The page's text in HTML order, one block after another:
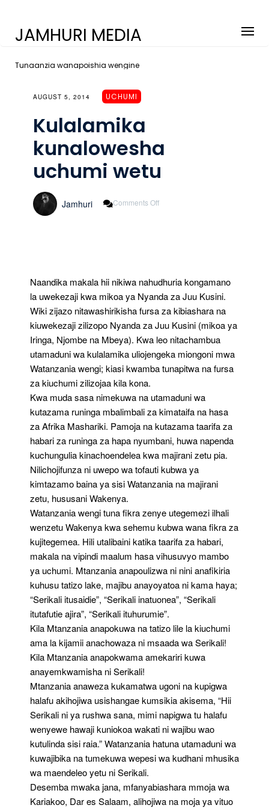
JAMHURI MEDIA
Tunaanzia wanapoishia wengine
AUGUST 5, 2014 UCHUMI
Kulalamika
kunalowesha
uchumi wetu
Jamhuri Comments Off
Naandika makala hii nikiwa nahudhuria kongamano
la uwekezaji kwa mikoa ya Nyanda za Juu Kusini.
Wiki zijazo nitawashirikisha fursa za kibiashara na
kiuwekezaji zilizopo Nyanda za Juu Kusini (mikoa ya
Iringa, Njombe na Mbeya). Kwa leo nitachambua
utamaduni wa kulalamika uliojengeka miongoni mwa
Watanzania wengi; kiasi kwamba tunapitwa na fursa
za kiuchumi zilizojaa kila kona.
Kwa muda sasa nimekuwa na utamaduni wa
kutazama runinga mbalimbali za kimataifa na hasa
za Afrika Mashariki. Pamoja na kutazama taarifa za
habari za runinga za hapa nyumbani, huwa napenda
kuchungulia kinachoendelea kwa majirani zetu pia.
Nilichojifunza ni uwepo wa tofauti kubwa ya
kimtazamo baina ya sisi Watanzania na majirani
zetu, hususani Wakenya.
Watanzania wengi tuna fikra zenye utegemezi ilhali
wenzetu Wakenya kwa sehemu kubwa wana fikra za
kujitegemea. Hili utalibaini katika taarifa za habari,
makala na vipindi maalum hasa vihusuvyo mambo
ya uchumi. Mtanzania anapoulizwa ni nini anafikiria
kuhusu tatizo lake, majibu anayoyatoa ni kama haya;
“Serikali itusaidie”, “Serikali inatuonea”, “Serikali
itutafutie ajira”, “Serikali ituhurumie”.
Kila Mtanzania anapokuwa na tatizo lile la kiuchumi
ama la kijamii anachowaza ni msaada wa Serikali!
Kila Mtanzania anapokwama amekariri kuwa
anayemkwamisha ni Serikali!
Mtanzania anaweza kukamatwa ugoni na kupigwa
halafu akihojiwa usishangae kumsikia akisema, “Hii
Serikali ni ya rushwa sana, mimi napigwa tu halafu
wenyewe hawaji kuniokoa wakati ni wajibu wao
kutulinda sisi raia.” Watanzania hatuna utamaduni wa
kuwajibika na tumekuwa wepesi wa kudhani mhusika
wa maendeleo yetu ni Serikali.
Desemba mwaka jana, mfanyabiashara mmoja wa
Kariakoo, Dar es Salaam, alihojiwa na moja ya vituo